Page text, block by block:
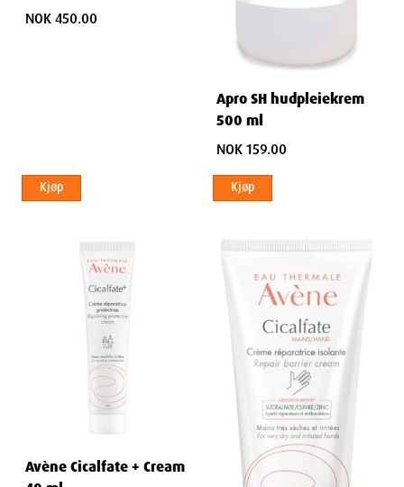
NOK 450.00
Kjøp
Apro SH hudpleiekrem
500 ml
NOK 159.00
Kjøp
Avène Cicalfate + Cream